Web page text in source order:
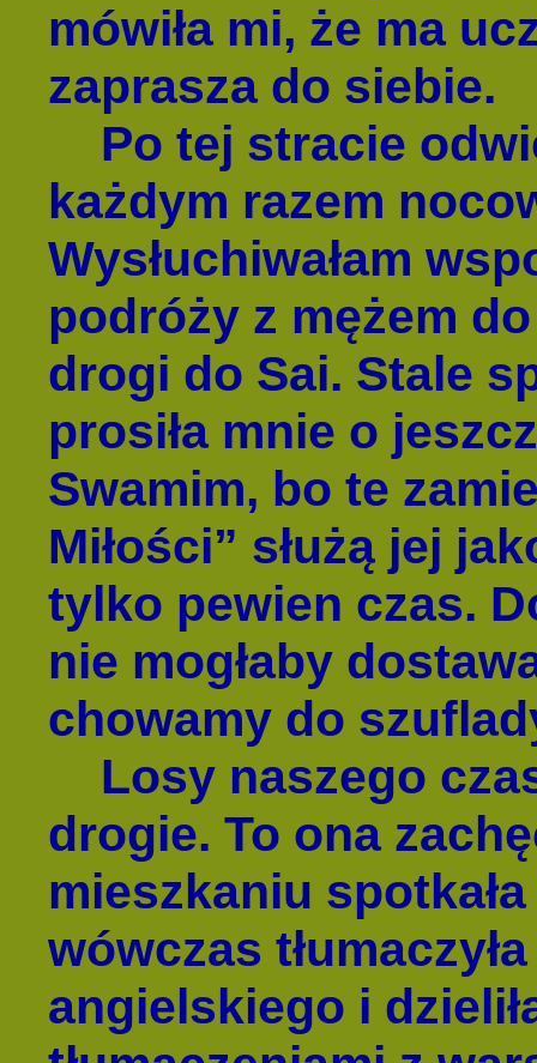
mówiła mi, że ma
zaprasza do siebie.
Po tej stracie
każdym razem
Wysłuchiwałam
podróży z mężem
drogi do Sai. Stale
prosiła mnie o
Swamim, bo te
Miłości” służą jej
tylko pewien czas.
nie mogłaby
chowamy do
Losy naszego
drogie. To ona
mieszkaniu
wówczas
angielskiego i